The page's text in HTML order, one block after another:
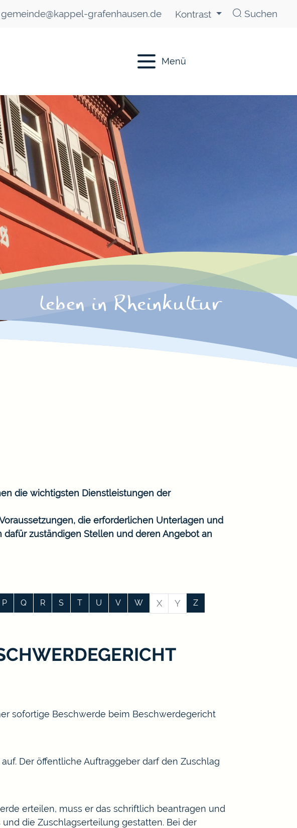
gemeinde@kappel-grafenhausen.de Kontrast Suchen
Menü
die wichtigsten Dienstleistungen der
die erforderlichen Unterlagen und
zuständigen Stellen und deren Angebot an
P Q R S T U V W X Y Z
sofortige Beschwerde beim Beschwerdegericht
Der öffentliche Auftraggeber darf den Zuschlag
erteilen, muss er das schriftlich beantragen und
die Zuschlagserteilung gestatten. Bei der